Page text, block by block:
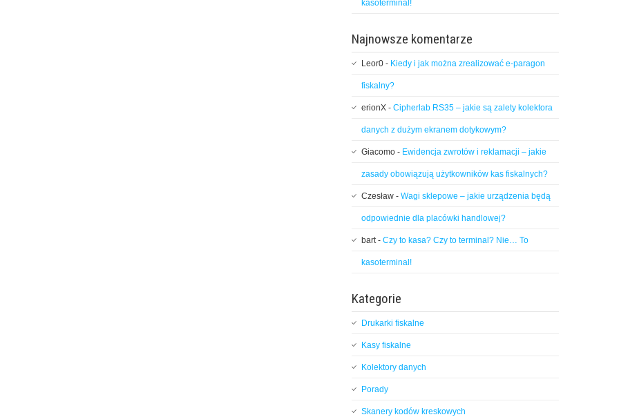
kasoterminal!
Najnowsze komentarze
Leor0 - Kiedy i jak można zrealizować e-paragon
fiskalny?
erionX - Cipherlab RS35 – jakie są zalety kolektora
danych z dużym ekranem dotykowym?
Giacomo - Ewidencja zwrotów i reklamacji – jakie
zasady obowiązują użytkowników kas fiskalnych?
Czesław - Wagi sklepowe – jakie urządzenia będą
odpowiednie dla placówki handlowej?
bart- Czy to kasa? Czy to terminal? Nie… To
kasoterminal!
Kategorie
Drukarki fiskalne
Kasy fiskalne
Kolektory danych
Porady
Skanery kodów kreskowych